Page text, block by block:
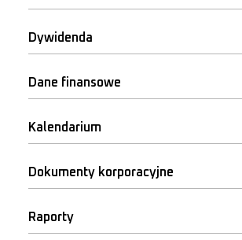
Dywidenda
Dane finansowe
Kalendarium
Dokumenty korporacyjne
Raporty